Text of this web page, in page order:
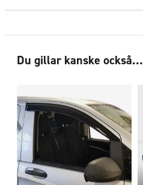
Du gillar kanske också…